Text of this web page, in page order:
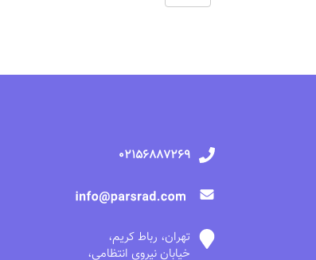
تهران، رباط کریم،
خیابان نیروی انتظامی،